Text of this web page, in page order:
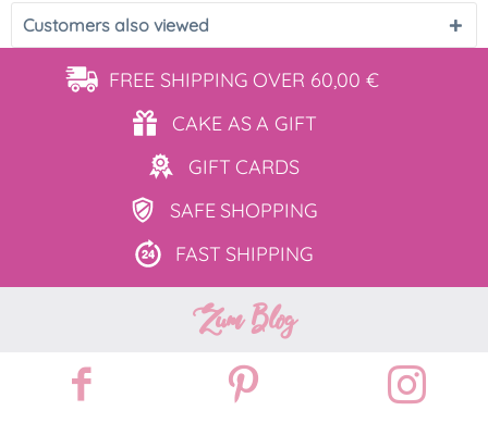
Customers also viewed
FREE SHIPPING OVER 60,00 €
CAKE ASA GIFT
GIFT CARDS
SAFE SHOPPING
FAST SHIPPING
Zum Blog